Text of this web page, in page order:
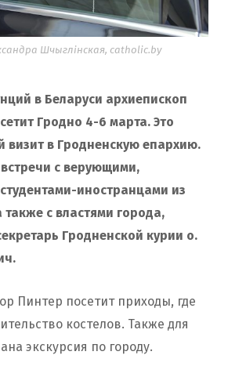
Шчыглінская, catholic.by
в Беларуси архиепископ
Гродно 4-6 марта. Это
визит в Гродненскую епархию.
с верующими,
иностранцами из
с властями города,
Гродненской курии о.
Пинтер посетит приходы, где
костелов. Также для
экскурсия по городу.